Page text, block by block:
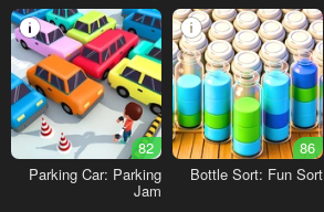
86
Bottle Sort: Fun Sort
82
Parking Car: Parking
Jam